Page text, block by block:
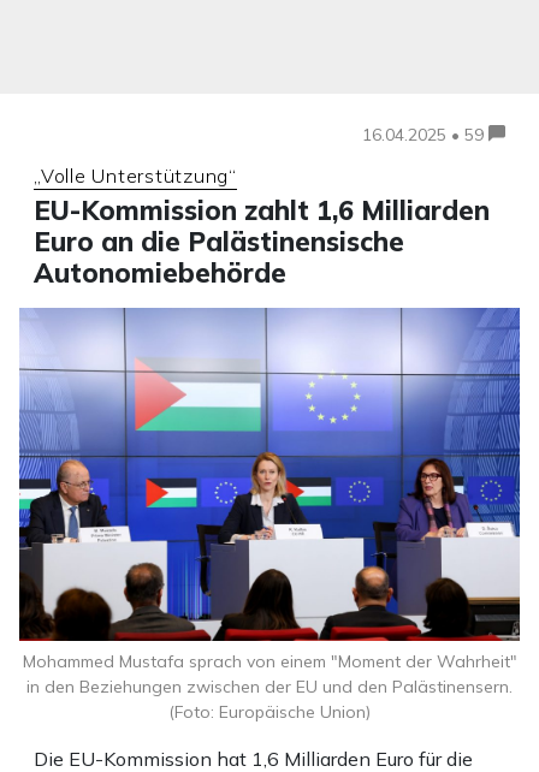
16.04.2025 • 59
„Volle Unterstützung“
EU-Kommission zahlt 1,6 Milliarden
Euro an die Palästinensische
Autonomiebehörde
Die EU-Kommission hat 1,6 Milliarden Euro für die
Mohammed Mustafa sprach von einem "Moment der Wahrheit"
in den Beziehungen zwischen der EU und den Palästinensern.
(Foto: Europäische Union)